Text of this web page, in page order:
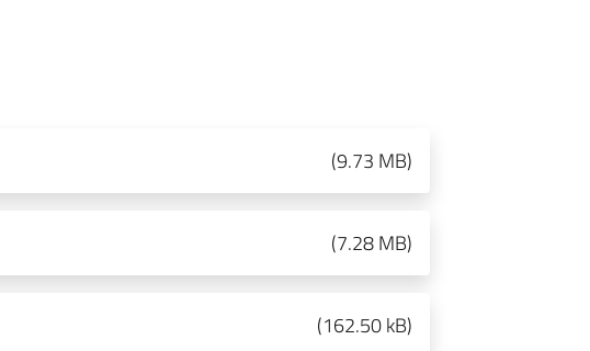
(9.73 MB)
(7.28 MB)
(162.50 kB)